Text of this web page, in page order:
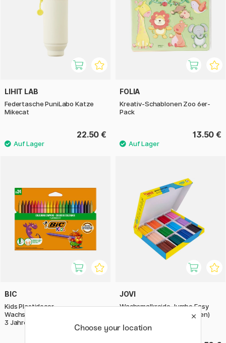
LIHIT LAB
Federtasche PuniLabo Katze
Mikecat
22.50 €
FOLIA
Kreativ-Schablonen Zoo 6er-
Pack
13.50 €
BIC
Kids Plastidecor
Wachsmalkreiden 24er-Set (ab
3 Jahren)
JOVI
Wachsmalkreide Jumbo Easy
Grip 300er-Set (ab 2 Jahren)
Choose your location